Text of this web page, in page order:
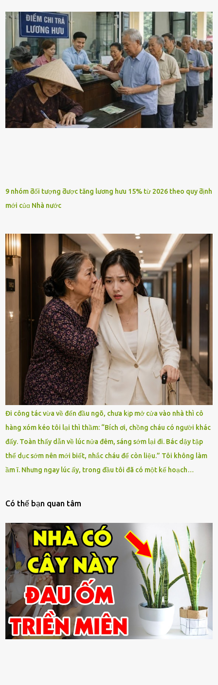
9 nhóm ƌối tượng ƌược tăng lương hưu 15% từ 2026 theo quy ƌịnh
mới củɑ Nhà nước
Đi công tác vừa về đến đầu ngõ, chưa kịp mở cửa vào nhà thì cô
hàng xóm kéo tôi lại thì thầm: “Bích ơi, chồng cháu có người khác
đấy. Toàn thấy dẫn về lúc nửa đêm, sáng sớm lại đi. Bác dậy tập
thể dục sớm nên mới biết, nhắc cháu để còn liệu.” Tôi không làm
ầm ĩ. Nhưng ngay lúc ấy, trong đầu tôi đã có một kế hoạch…
Có thế bạn quan tâm